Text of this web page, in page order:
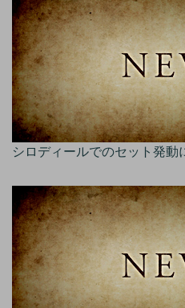
シロディールでのセット発動